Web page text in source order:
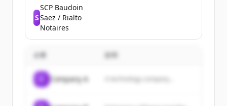
S
SCP Baudoin
Saez / Rialto
Notaires
企業
Company A A technology company...